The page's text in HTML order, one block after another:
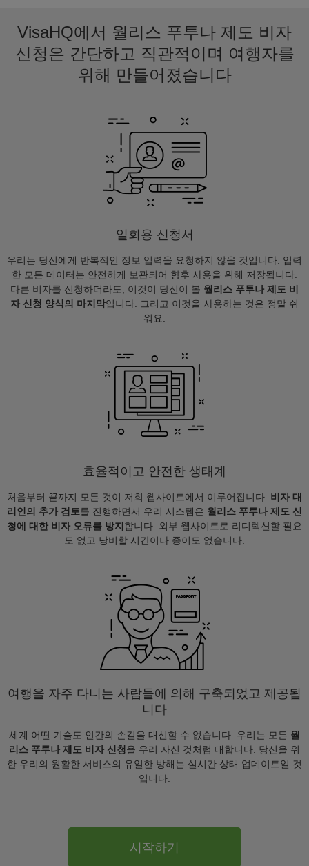
VisaHQ에서 월리스 푸투나 제도 비자
신청은 간단하고 직관적이며 여행자를
위해 만들어졌습니다
일회용 신청서
우리는 당신에게 반복적인 정보 입력을 요청하지 않을 것입니다. 입력
한 모든 데이터는 안전하게 보관되어 향후 사용을 위해 저장됩니다.
다른 비자를 신청하더라도, 이것이 당신이 볼 월리스 푸투나 제도 비
자 신청 양식의 마지막입니다. 그리고 이것을 사용하는 것은 정말 쉬
워요.
효율적이고 안전한 생태계
처음부터 끝까지 모든 것이 저희 웹사이트에서 이루어집니다. 비자 대
리인의 추가 검토를 진행하면서 우리 시스템은 월리스 푸투나 제도 신
청에 대한 비자 오류를 방지 합니다. 외부 웹사이트로 리디렉션할 필요
도 없고 낭비할 시간이나 종이도 없습니다.
여행을 자주 다니는 사람들에 의해 구축되었고 제공됩
니다
세계 어떤 기술도 인간의 손길을 대신할 수 없습니다. 우리는 모든 월
리스 푸투나 제도 비자 신청을 우리 자신 것처럼 대합니다. 당신을 위
한 우리의 원활한 서비스의 유일한 방해는 실시간 상태 업데이트일 것
입니다.
시작하기